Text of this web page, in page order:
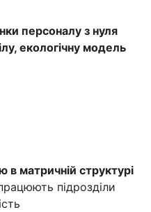
персоналу з нуля
екологічну модель
в матричній структурі
підрозділи